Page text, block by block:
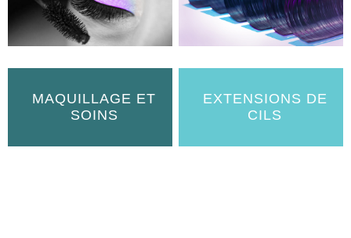
MAQUILLAGE ET
SOINS
EXTENSIONS DE
CILS